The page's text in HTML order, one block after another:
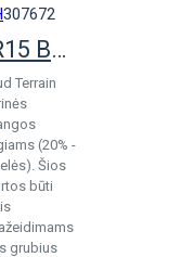
307672
35X12.5R15 BF Goodrich Mud Terrain KM3
Terrain
(20% -
Šios
būti
grubius